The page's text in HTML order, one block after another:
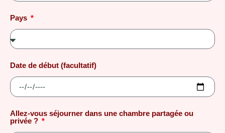
Pays
Date de début (facultatif)
Allez-vous séjourner dans une chambre partagée ou
privée ?